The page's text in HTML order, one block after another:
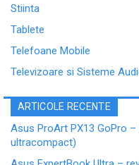
Stiinta
Tablete
Telefoane Mobile
Televizoare si Sisteme
ARTICOLE RECENTE
Asus ProArt PX13 GoPro
ultracompact)